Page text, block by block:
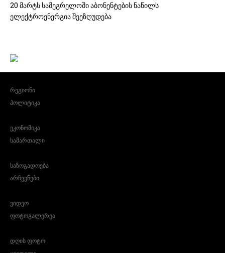
20 მარტს სამეგრელოში აბონენტების ნაწილს
ელექტროენერგია შეეზღუდება
რეგიონი
პოლიტიკა
ეკონომიკა
სამართალი
საზოგადოება
არჩევნები
ვიდეო
ფოტოგალერეა
დღის ფოტო